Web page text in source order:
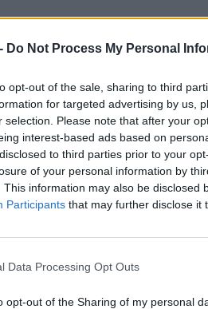
Do Not Process My Personal
opt-out of the sale, sharing to third
for targeted advertising by us,
selection. Please note that after your
interest-based ads based on
to third parties prior to your
of your personal information by
This information may also be disclosed
Participants that may further disclose it
Data Processing Opt Outs
opt-out of the Sharing of my personal